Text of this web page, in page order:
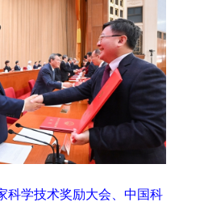
科学技术奖励大会、中国科